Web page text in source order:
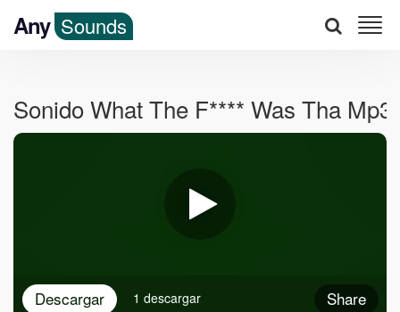
Any Sounds
Sonido What The F**** Was Tha Mp3
Descargar Share
1 descargar